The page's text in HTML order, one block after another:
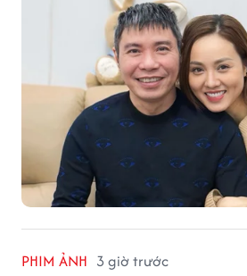
PHIM ẢNH 3 giờ trước